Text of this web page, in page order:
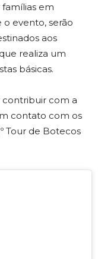
em
evento, serão
aos
realiza um
básicas.
contribuir com a
contato com os
Tour de Botecos